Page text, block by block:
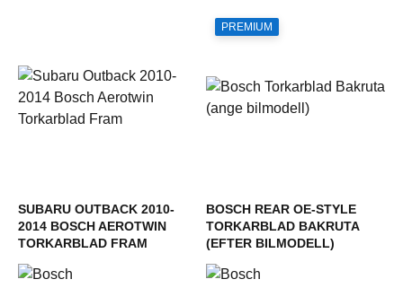
SUBARU OUTBACK 2010-
2014 BOSCH AEROTWIN
TORKARBLAD FRAM
BOSCH REAR OE-STYLE
TORKARBLAD BAKRUTA
(EFTER BILMODELL)
PREMIUM